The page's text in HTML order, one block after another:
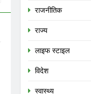
राजनीतिक
राज्य
लाइफ स्टाइल
विदेश
स्‍वास्‍थ्‍य